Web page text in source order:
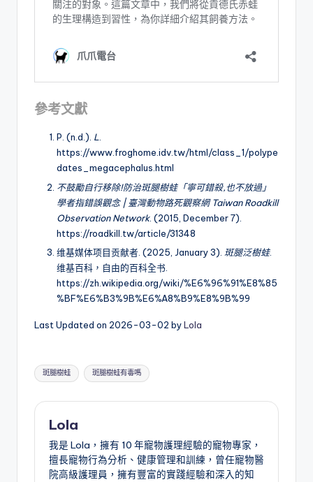
參考文獻
P. (n.d.). L.
https://www.froghome.idv.tw/html/class_1/polype
dates_megacephalus.html
不鼓勵自行移除!防治斑腿樹蛙「寧可錯殺,也不放過」
學者指錯誤觀念 | 臺灣動物路死觀察網 Taiwan Roadkill
Observation Network. (2015, December 7).
https://roadkill.tw/article/31348
维基媒体项目贡献者. (2025, January 3). 斑腿泛樹蛙.
维基百科，自由的百科全书.
https://zh.wikipedia.org/wiki/%E6%96%91%E8%85
%BF%E6%B3%9B%E6%A8%B9%E8%9B%99
Last Updated on 2026-03-02 byLola
Tags:
斑腿樹蛙 斑腿樹蛙有毒嗎
Lola
我是 Lola，擁有 10 年寵物護理經驗的寵物專家，
擅長寵物行為分析、健康管理和訓練，曾任寵物醫
院高級護理員，擁有豐富的實踐經驗和深入的知